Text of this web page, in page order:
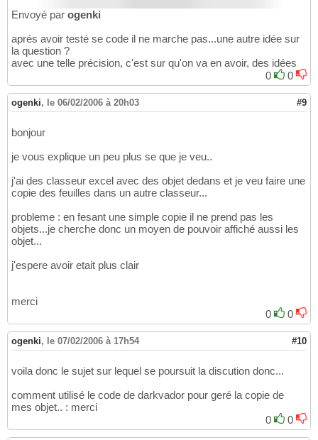
Envoyé par ogenki
aprés avoir testé se code il ne marche pas...une autre idée sur
la question ?
avec une telle précision, c'est sur qu'on va en avoir, des idées
0
0
ogenki, le 06/02/2006 à 20h03 #9
bonjour
je vous explique un peu plus se que je veu..
j'ai des classeur excel avec des objet dedans et je veu faire une
copie des feuilles dans un autre classeur...
probleme : en fesant une simple copie il ne prend pas les
objets...je cherche donc un moyen de pouvoir affiché aussi les
objet...
j'espere avoir etait plus clair
merci
0
0
ogenki, le 07/02/2006 à 17h54 #10
voila donc le sujet sur lequel se poursuit la discution donc...
comment utilisé le code de darkvador pour geré la copie de
mes objet.. : merci
0
0